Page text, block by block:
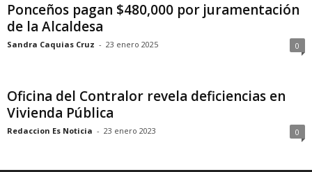
Ponceños pagan $480,000 por juramentación
de la Alcaldesa
Sandra Caquias Cruz - 23 enero 2025 0
Oficina del Contralor revela deficiencias en
Vivienda Pública
Redaccion Es Noticia - 23 enero 2023 0